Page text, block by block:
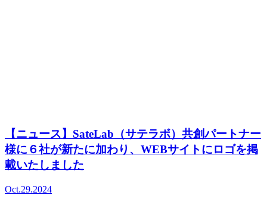
【ニュース】SateLab（サテラボ）共創パートナー
様に６社が新たに加わり、WEBサイトにロゴを掲
載いたしました
Oct.29.2024